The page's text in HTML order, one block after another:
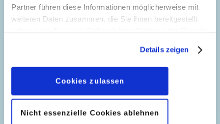
Partner führen diese Informationen möglicherweise mit
weiteren Daten zusammen, die Sie ihnen bereitgestellt
geben, können Sie diese jederzeit in der
Datenschutzerklärungwieder widerrufen.
Details zeigen
Cookies zulassen
Nicht essenzielle Cookies ablehnen